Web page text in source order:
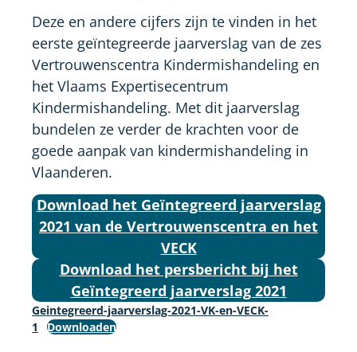
Deze en andere cijfers zijn te vinden in het
eerste geïntegreerde jaarverslag van de zes
Vertrouwenscentra Kindermishandeling en
het Vlaams Expertisecentrum
Kindermishandeling. Met dit jaarverslag
bundelen ze verder de krachten voor de
goede aanpak van kindermishandeling in
Vlaanderen.
Download het Geïntegreerd jaarverslag
2021 van de Vertrouwenscentra en het
VECK
Download het persbericht bij het
Geïntegreerd jaarverslag 2021
Geintegreerd-jaarverslag-2021-VK-en-VECK-
1
Downloaden